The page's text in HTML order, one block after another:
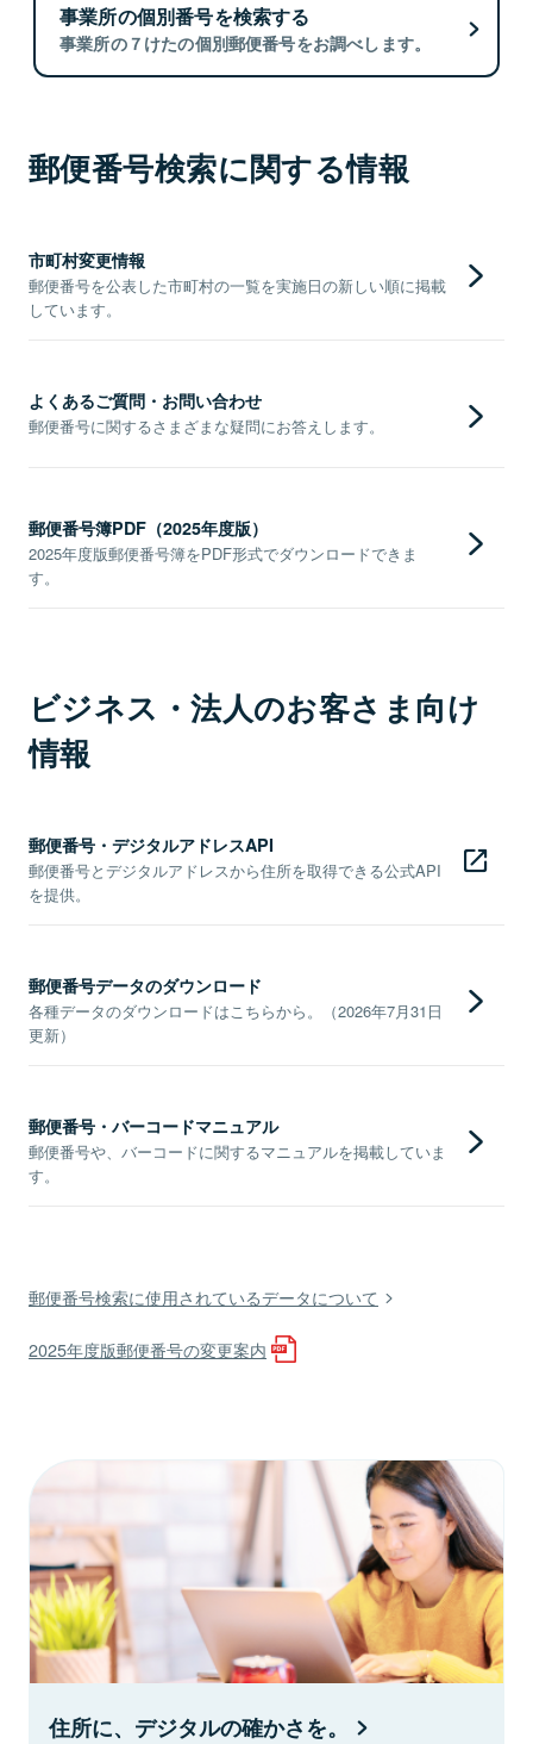
事業所の個別番号を検索する
事業所の７けたの個別郵便番号をお調べします。
郵便番号検索に関する情報
市町村変更情報
郵便番号を公表した市町村の一覧を実施日の新しい順に掲載
しています。
よくあるご質問・お問い合わせ
郵便番号に関するさまざまな疑問にお答えします。
郵便番号簿PDF（2025年度版）
2025年度版郵便番号簿をPDF形式でダウンロードできま
す。
ビジネス・法人のお客さま向け
情報
郵便番号・デジタルアドレスAPI
郵便番号とデジタルアドレスから住所を取得できる公式API
を提供。
郵便番号データのダウンロード
各種データのダウンロードはこちらから。（2026年7月31日
更新）
郵便番号・バーコードマニュアル
郵便番号や、バーコードに関するマニュアルを掲載していま
す。
郵便番号検索に使用されているデータについて
2025年度版郵便番号の変更案内
住所に、デジタルの確かさを。